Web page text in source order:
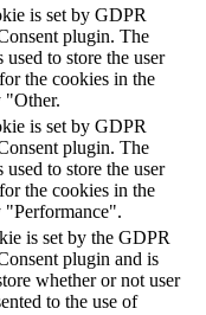
is set by GDPR
plugin. The
used to store the user
the cookies in the
"Other.
is set by GDPR
plugin. The
used to store the user
the cookies in the
"Performance".
is set by the GDPR
plugin and is
whether or not user
to the use of